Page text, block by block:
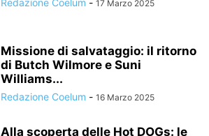
Redazione Coelum - 17 Marzo 2025
Missione di salvataggio: il ritorno
di Butch Wilmore e Suni
Williams...
Redazione Coelum - 16 Marzo 2025
Alla scoperta delle Hot DOGs: le